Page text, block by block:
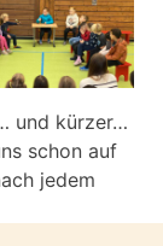
und kürzer…
schon auf
jedem